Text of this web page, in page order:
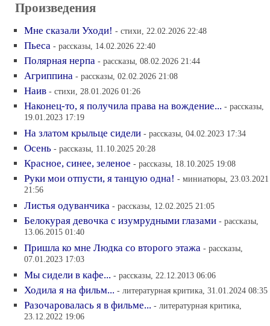
Произведения
Мне сказали Уходи! - стихи, 22.02.2026 22:48
Пьеса - рассказы, 14.02.2026 22:40
Полярная нерпа - рассказы, 08.02.2026 21:44
Агриппина - рассказы, 02.02.2026 21:08
Наив - стихи, 28.01.2026 01:26
Наконец-то, я получила права на вождение... - рассказы,
19.01.2023 17:19
На златом крыльце сидели - рассказы, 04.02.2023 17:34
Осень - рассказы, 11.10.2025 20:28
Красное, синее, зеленое - рассказы, 18.10.2025 19:08
Руки мои отпусти, я танцую одна! - миниатюры, 23.03.2021
21:56
Листья одуванчика - рассказы, 12.02.2025 21:05
Белокурая девочка с изумрудными глазами - рассказы,
13.06.2015 01:40
Пришла ко мне Людка со второго этажа - рассказы,
07.01.2023 17:03
Мы сидели в кафе... - рассказы, 22.12.2013 06:06
Ходила я на фильм... - литературная критика, 31.01.2024 08:35
Разочаровалась я в фильме... - литературная критика,
23.12.2022 19:06